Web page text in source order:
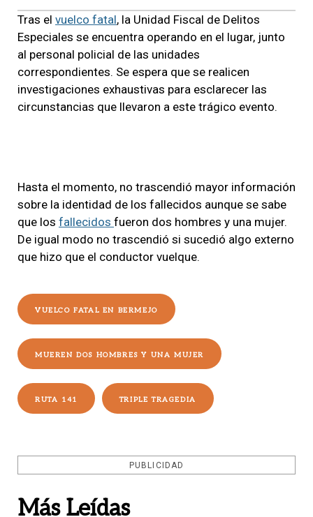
Tras el vuelco fatal, la Unidad Fiscal de Delitos
Especiales se encuentra operando en el lugar, junto
al personal policial de las unidades
correspondientes. Se espera que se realicen
investigaciones exhaustivas para esclarecer las
circunstancias que llevaron a este trágico evento.
Hasta el momento, no trascendió mayor información
sobre la identidad de los fallecidos aunque se sabe
que los fallecidos fueron dos hombres y una mujer.
De igual modo no trascendió si sucedió algo externo
que hizo que el conductor vuelque.
VUELCO FATAL EN BERMEJO
MUEREN DOS HOMBRES Y UNA MUJER
RUTA 141 TRIPLE TRAGEDIA
PUBLICIDAD
Más Leídas